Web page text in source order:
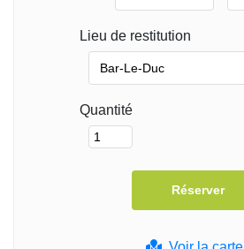
Lieu de restitution
Quantité